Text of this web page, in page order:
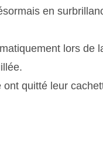
en
lors de
quitté leur